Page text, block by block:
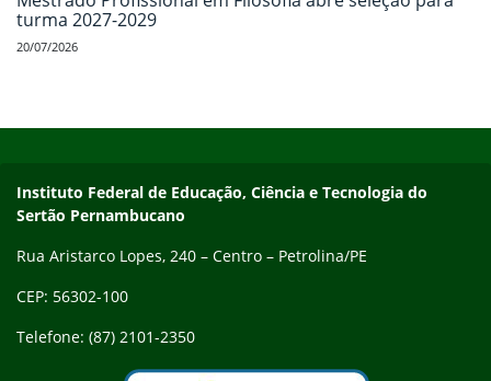
turma 2027-2029
20/07/2026
Endereço
Instituto Federal de Educação, Ciência e Tecnologia do
Sertão Pernambucano
Rua Aristarco Lopes, 240 – Centro – Petrolina/PE
CEP: 56302-100
Telefone: (87) 2101-2350